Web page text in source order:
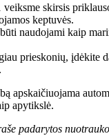
skirsis
keptuvės.
naudojami kaip
prieskonių, įdėkite
apskaičiuojama
apytikslė.
padarytos